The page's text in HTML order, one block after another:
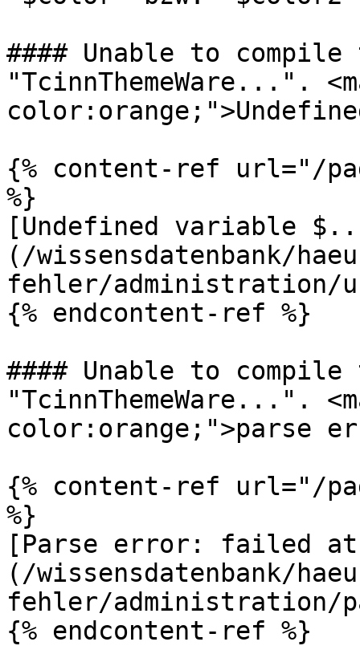
#### Unable to compile
"TcinnThemeWare...".
{% content-ref url="/
%}
[Undefined variable
(/wissensdatenbank/
fehler/administration/
{% endcontent-ref %}
#### Unable to compile
"TcinnThemeWare...".
color:orange;">parse
{% content-ref url="/
%}
[Parse error: failed
(/wissensdatenbank/
fehler/administration/
{% endcontent-ref %}